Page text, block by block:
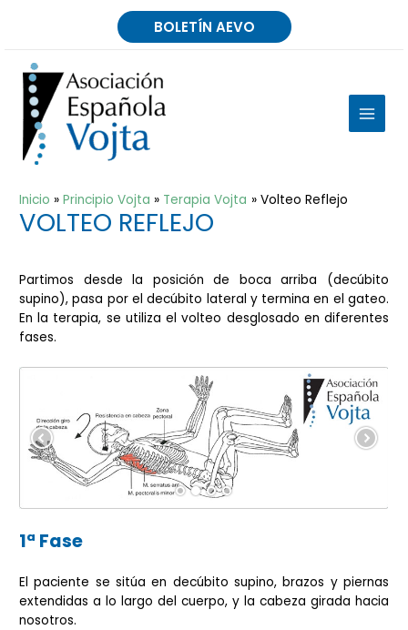
BOLETÍN AEVO
MAIN
Inicio Principio Vojta Terapia Vojta Volteo Reflejo
VOLTEO REFLEJO
Partimos desde la posición de boca arriba (decúbito
supino), pasa por el decúbito lateral y termina en el gateo.
En la terapia, se utiliza el volteo desglosado en diferentes
fases.
1ª Fase
El paciente se sitúa en decúbito supino, brazos y piernas
extendidas a lo largo del cuerpo, y la cabeza girada hacia
nosotros.